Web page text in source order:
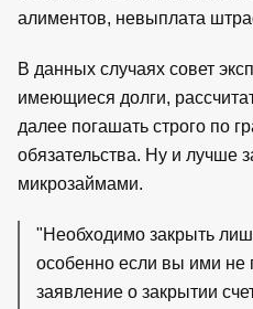
алиментов, невыплата
В данных случаях совет
имеющиеся долги,
далее погашать строго по
обязательства. Ну и лучше
микрозаймами.
"Необходимо закрыть
особенно если вы ими не
заявление о закрытии